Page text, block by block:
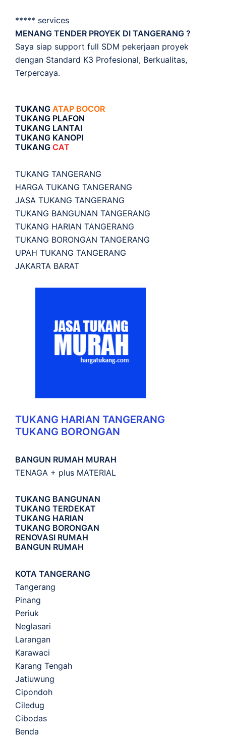
***** services
MENANG TENDER PROYEK DI TANGERANG ?
Saya siap support full SDM pekerjaan proyek
dengan Standard K3 Profesional, Berkualitas,
Terpercaya.
TUKANG ATAP BOCOR
TUKANG PLAFON
TUKANG LANTAI
TUKANG KANOPI
TUKANG CAT
TUKANG TANGERANG
HARGA TUKANG TANGERANG
JASA TUKANG TANGERANG
TUKANG BANGUNAN TANGERANG
TUKANG HARIAN TANGERANG
TUKANG BORONGAN TANGERANG
UPAH TUKANG TANGERANG
JAKARTA BARAT
TUKANG HARIAN TANGERANG
TUKANG BORONGAN
BANGUN RUMAH MURAH
TENAGA + plus MATERIAL
TUKANG BANGUNAN
TUKANG TERDEKAT
TUKANG HARIAN
TUKANG BORONGAN
RENOVASI RUMAH
BANGUN RUMAH
KOTA TANGERANG
Tangerang
Pinang
Periuk
Neglasari
Larangan
Karawaci
Karang Tengah
Jatiuwung
Cipondoh
Ciledug
Cibodas
Benda